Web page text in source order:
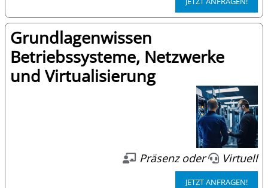
Grundlagenwissen
Betriebssysteme, Netzwerke
und Virtualisierung
Präsenz oder Virtuell
JETZT ANFRAGEN!